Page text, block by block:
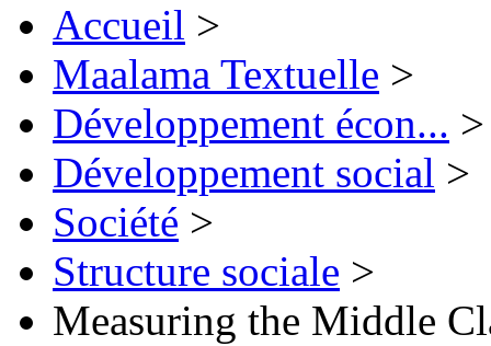
Accueil >
Maalama Textuelle >
Développement écon... >
Développement social >
Société >
Structure sociale >
Measuring the Middle